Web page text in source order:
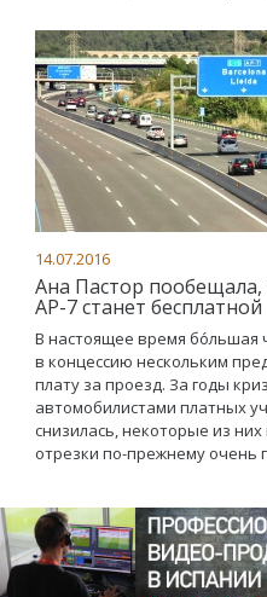
14.07.2016
Ана Пастор пообещала,
АР-7 станет бесплатной
В настоящее время бо́льшая
в концессию нескольким
плату за проезд. За годы
автомобилистами платных
снизилась, некоторые из
отрезки по-прежнему очень